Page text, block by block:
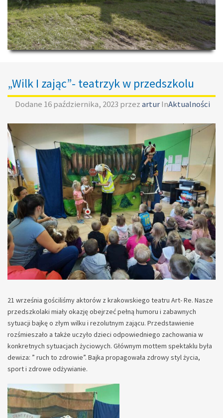
„Wilk I zając”- teatrzyk w przedszkolu
Dodane 16 października, 2023 przezarturInAktualności
21 września gościliśmy aktorów z krakowskiego teatru Art- Re. Nasze
przedszkolaki miały okazję obejrzeć pełną humoru i zabawnych
sytuacji bajkę o złym wilku i rezolutnym zającu. Przedstawienie
rozśmieszało a także uczyło dzieci odpowiedniego zachowania w
konkretnych sytuacjach życiowych. Głównym mottem spektaklu była
dewiza: ” ruch to zdrowie”. Bajka propagowała zdrowy styl życia,
sport i zdrowe odżywianie.